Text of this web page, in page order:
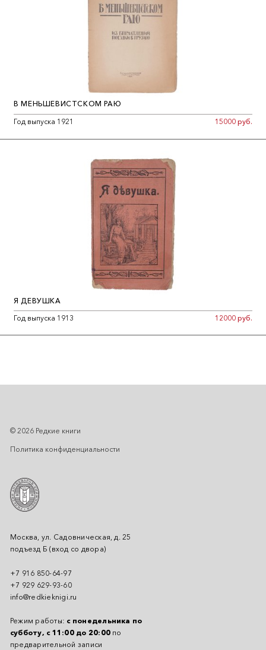
В МЕНЬШЕВИСТСКОМ РАЮ
Год выпуска 1921
15000 руб.
Я ДЕВУШКА
Год выпуска 1913
12000 руб.
Москва, ул. Садовническая, д. 25
подъезд Б (вход со двора)
+7 916 850-64-97
+7 929 629-93-60
info@redkieknigi.ru
Режим работы: с понедельника по
субботу, с 11:00 до 20:00 по
предварительной записи
© 2026 Редкие книги
Политика конфиденциальности